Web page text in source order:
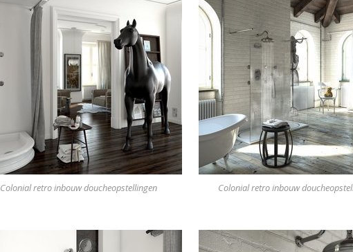
Colonial retro inbouw doucheopstellingen Colonial retro inbouw